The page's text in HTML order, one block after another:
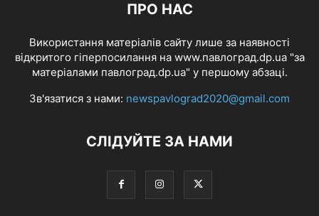
ПРО НАС
Використання матеріалів сайту лише за наявності
відкритого гіперпосилання на www.павлоград.dp.ua "за
матеріалами павлоград.dp.ua" у першому абзаці.
Зв'язатися з нами: newspavlograd2020@gmail.com
СЛІДУЙТЕ ЗА НАМИ